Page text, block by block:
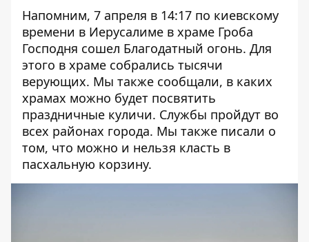
Напомним, 7 апреля в 14:17 по киевскому
времени в Иерусалиме в храме Гроба
Господня сошел Благодатный огонь. Для
этого в храме собрались тысячи
верующих. Мы также сообщали, в каких
храмах можно будет посвятить
праздничные куличи. Службы пройдут во
всех районах города. Мы также писали о
том, что можно и нельзя класть в
пасхальную корзину.